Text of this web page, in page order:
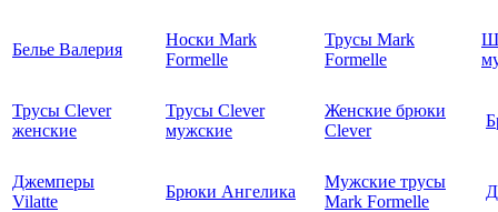
Белье Валерия
Носки Mark
Formelle
Трусы Mark
Formelle
Трусы Clever
женские
Трусы Clever
мужские
Женские брюки
Clever
Джемперы
Vilatte
Брюки Ангелика
Мужские трусы
Mark Formelle